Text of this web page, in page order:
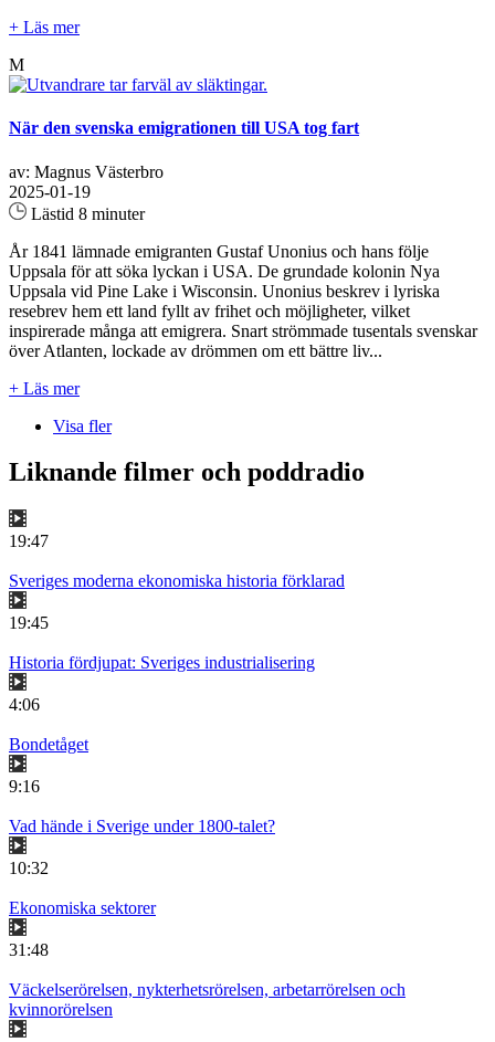
+ Läs mer
M
När den svenska emigrationen till USA tog fart
av: Magnus Västerbro
2025-01-19
Lästid 8 minuter
År 1841 lämnade emigranten Gustaf Unonius och hans följe
Uppsala för att söka lyckan i USA. De grundade kolonin Nya
Uppsala vid Pine Lake i Wisconsin. Unonius beskrev i lyriska
resebrev hem ett land fyllt av frihet och möjligheter, vilket
inspirerade många att emigrera. Snart strömmade tusentals svenskar
över Atlanten, lockade av drömmen om ett bättre liv...
+ Läs mer
Visa fler
Liknande filmer och poddradio
19:47
Sveriges moderna ekonomiska historia förklarad
19:45
Historia fördjupat: Sveriges industrialisering
4:06
Bondetåget
9:16
Vad hände i Sverige under 1800-talet?
10:32
Ekonomiska sektorer
31:48
Väckelserörelsen, nykterhetsrörelsen, arbetarrörelsen och
kvinnorörelsen